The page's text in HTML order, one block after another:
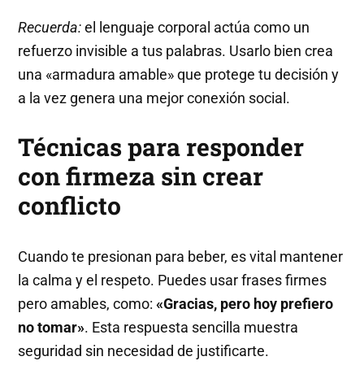
Recuerda:el lenguaje corporal actúa como un
refuerzo invisible a tus palabras. Usarlo bien crea
una «armadura amable» que protege tu decisión y
a la vez genera una mejor conexión social.
Técnicas para responder
con firmeza sin crear
conflicto
Cuando te presionan para beber, es vital mantener
la calma y el respeto. Puedes usar frases firmes
pero amables, como:«Gracias, pero hoy prefiero
no tomar». Esta respuesta sencilla muestra
seguridad sin necesidad de justificarte.